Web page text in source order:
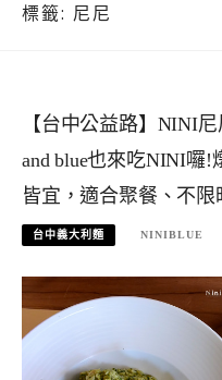
標籤: 尼尼
【台中公益路】NINI
and blue也來吃NINI囉
皆宜，適合聚餐、不
台中義大利麵 NINIBLUE